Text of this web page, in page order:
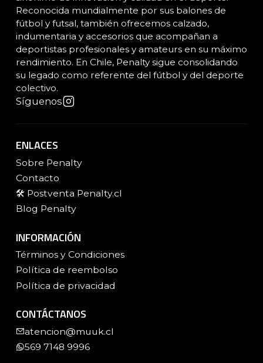
Reconocida mundialmente por sus balones de
fútbol y futsal, también ofrecemos calzado,
indumentaria y accesorios que acompañan a
deportistas profesionales y amateurs en su máximo
rendimiento. En Chile, Penalty sigue consolidando
su legado como referente del fútbol y del deporte
colectivo.
Síguenos
ENLACES
Sobre Penalty
Contacto
🛠️ Postventa Penalty.cl
Blog Penalty
INFORMACIÓN
Términos y Condiciones
Política de reembolso
Política de privacidad
CONTÁCTANOS
atencion@muuk.cl
569 7148 9996